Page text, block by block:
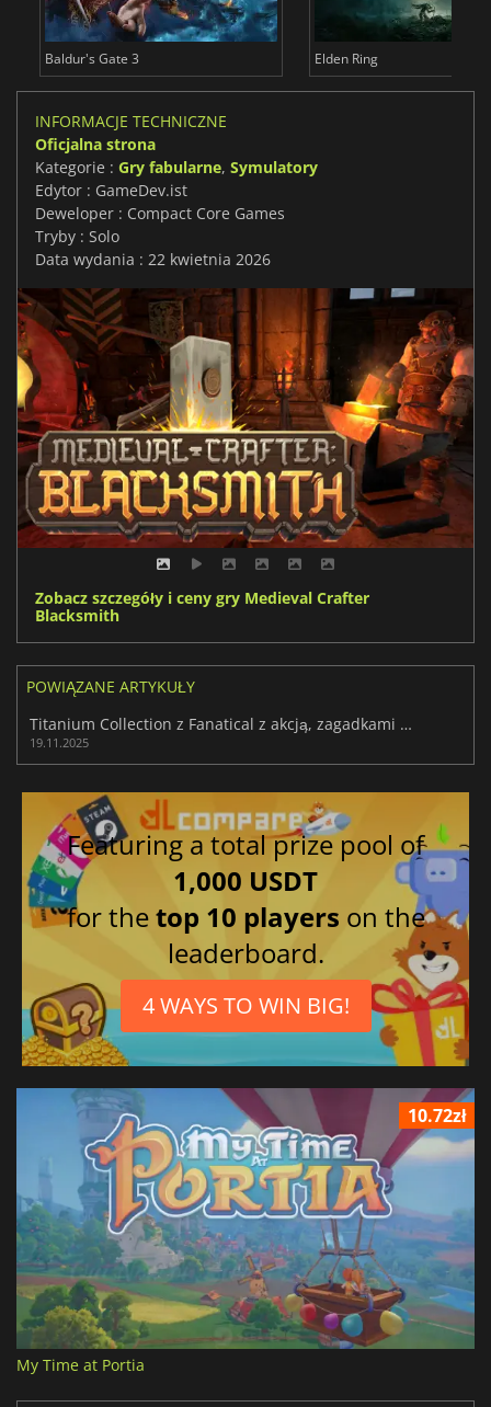
Baldur's Gate 3 Elden Ring
INFORMACJE TECHNICZNE
Oficjalna strona
Kategorie : Gry fabularne, Symulatory
Edytor : GameDev.ist
Deweloper : Compact Core Games
Tryby : Solo
Data wydania : 22 kwietnia 2026
Zobacz szczegóły i ceny gry Medieval Crafter
Blacksmith
POWIĄZANE ARTYKUŁY
Titanium Collection z Fanatical z akcją, zagadkami i kolosalnymi robakami
19.11.2025
Featuring a total prize pool of
1,000 USDT
for thetop 10 players on the
leaderboard.
4 WAYS TO WIN BIG!
10.72zł
My Time at Portia